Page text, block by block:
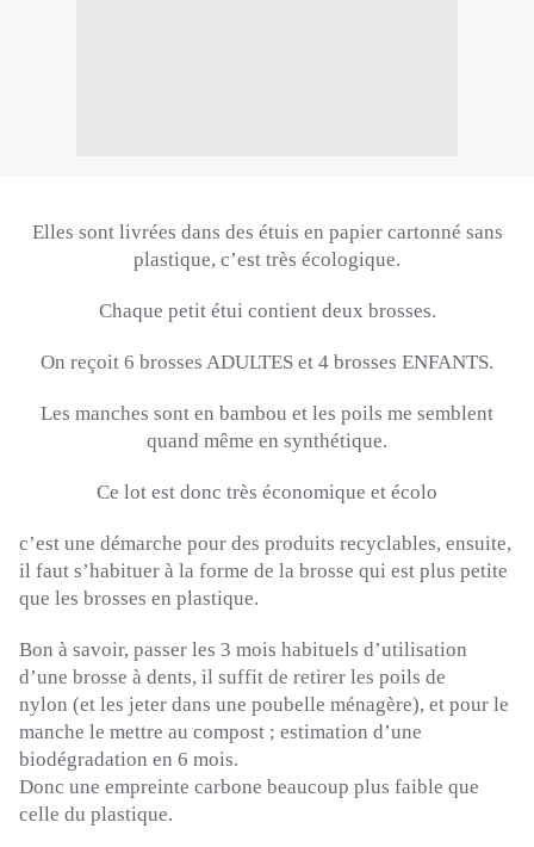
Elles sont livrées dans des étuis en papier cartonné sans
plastique, c’est très écologique.
Chaque petit étui contient deux brosses.
On reçoit 6 brosses ADULTES et 4 brosses ENFANTS.
Les manches sont en bambou et les poils me semblent
quand même en synthétique.
Ce lot est donc très économique et écolo
c’est une démarche pour des produits recyclables, ensuite,
il faut s’habituer à la forme de la brosse qui est plus petite
que les brosses en plastique.
Bon à savoir, passer les 3 mois habituels d’utilisation
d’une brosse à dents, il suffit de retirer les poils de
nylon (et les jeter dans une poubelle ménagère), et pour le
manche le mettre au compost ; estimation d’une
biodégradation en 6 mois.
Donc une empreinte carbone beaucoup plus faible que
celle du plastique.